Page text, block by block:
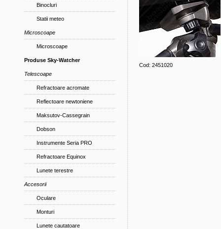
Binocluri
Statii meteo
Microscoape
Microscoape
Produse Sky-Watcher
Telescoape
Refractoare acromate
Reflectoare newtoniene
Maksutov-Cassegrain
Dobson
Instrumente Seria PRO
Refractoare Equinox
Lunete terestre
Accesorii
Oculare
Monturi
Lunete cautatoare
Cod: 2451020